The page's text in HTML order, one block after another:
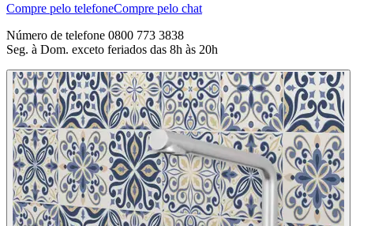
Compre pelo telefoneCompre pelo chat
Número de telefone 0800 773 3838
Seg. à Dom. exceto feriados das 8h às 20h